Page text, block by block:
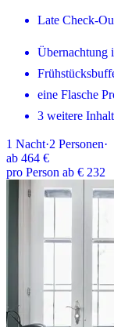
Late Check-
Übernachtung
eine Flasche
3 weitere
1 Nacht·2 Personen·
ab 464 €
pro Person ab € 232